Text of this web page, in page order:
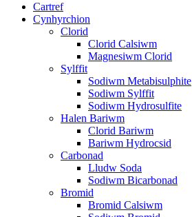
Cartref
Cynhyrchion
Clorid
Clorid Calsiwm
Magnesiwm Clorid
Sylffit
Sodiwm Metabisulphite
Sodiwm Sylffit
Sodiwm Hydrosulfite
Halen Bariwm
Clorid Bariwm
Bariwm Hydrocsid
Carbonad
Lludw Soda
Sodiwm Bicarbonad
Bromid
Bromid Calsiwm